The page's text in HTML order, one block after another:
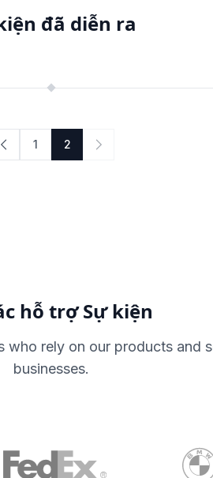
đã diễn ra
1 2
hỗ trợ Sự kiện
who rely on our products and
businesses.